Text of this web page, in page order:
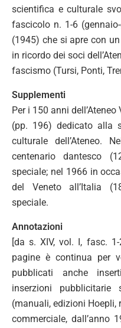
scientifica e culturale
fascicolo n. 1-6
(1945) che si apre con
in ricordo dei soci
fascismo (Tursi, Ponti,
Supplementi
Per i 150 anni
(pp. 196) dedicato alla
culturale dell’Ateneo.
centenario dantesco
speciale; nel 1966 in
del Veneto all’Italia
speciale.
Annotazioni
[da s. XIV, vol. I, fasc.
pagine è continua per
pubblicati anche
inserzioni pubblicitarie
(manuali, edizioni Hoepli,
commerciale, dall’anno